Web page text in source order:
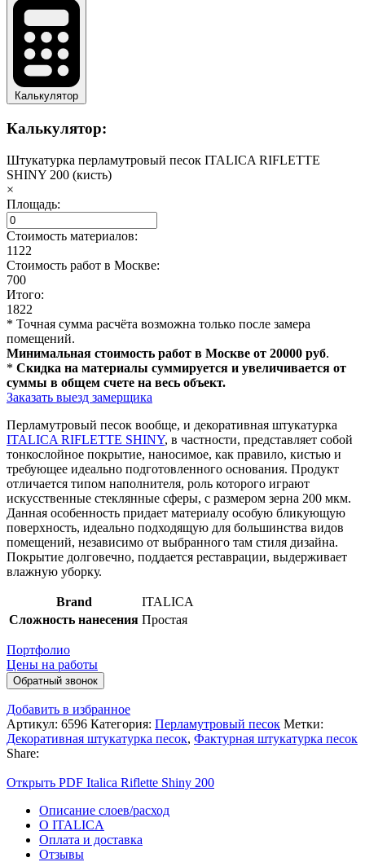
Калькулятор
Калькулятор:
Штукатурка перламутровый песок ITALICA RIFLETTE
SHINY 200 (кисть)
×
Площадь:
Стоимость материалов:
1122
Стоимость работ в Москве:
700
Итого:
1822
* Точная сумма расчёта возможна только после замера
помещений.
Минимальная стоимость работ в Москве от 20000 руб.
* Скидка на материалы суммируется и увеличивается от
суммы в общем счете на весь объект.
Заказать выезд замерщика
Перламутровый песок вообще, и декоративная штукатурка
ITALICA RIFLETTE SHINY, в частности, представляет собой
тонкослойное покрытие, наносимое, как правило, кистью и
требующее идеально подготовленного основания. Продукт
отличается типом наполнителя, роль которого играют
искусственные стеклянные сферы, с размером зерна 200 мкм.
Данная особенность придает материалу особую бликующую
поверхность, идеально подходящую для большинства видов
помещений, независимо от выбранного там стиля дизайна.
Покрытие долговечно, поддается реставрации, выдерживает
влажную уборку.
Brand
ITALICA
Сложность нанесения Простая
Портфолио
Цены на работы
Обратный звонок
Добавить в избранное
Артикул: 6596 Категория: Перламутровый песок Метки:
Декоративная штукатурка песок, Фактурная штукатурка песок
Share:
Открыть PDF Italica Riflette Shiny 200
Описание слоев/расход
О ITALICA
Оплата и доставка
Отзывы